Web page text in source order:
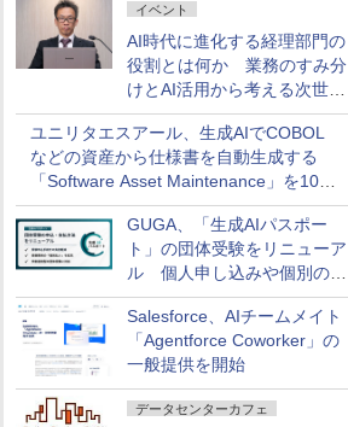
イベント
AI時代に進化する経理部門の
役割とは何か 業務のすみ分
けとAI活用から考える次世代
ファイナンス戦略
ユニリタエスアール、生成AIでCOBOL
などの資産から仕様書を自動生成する
「Software Asset Maintenance」を10月
に発売
GUGA、「生成AIパスポー
ト」の団体受験をリニューア
ル 個人申し込みや個別の支
払いなどに対応
Salesforce、AIチームメイト
「Agentforce Coworker」の
一般提供を開始
データセンターカフェ